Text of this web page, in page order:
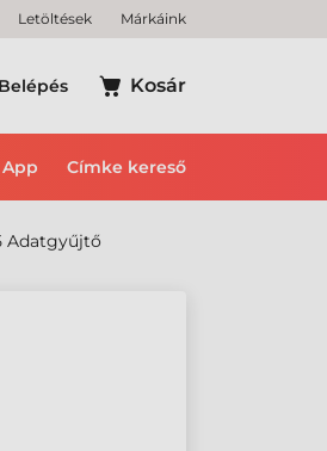
Letöltések Márkáink
Belépés Kosár
Címke kereső
Adatgyűjtő